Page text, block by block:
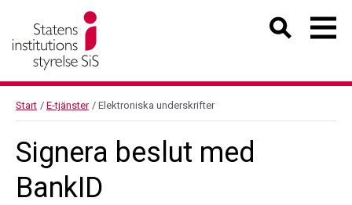
Start / E-tjänster / Elektroniska underskrifter
Signera beslut med
BankID